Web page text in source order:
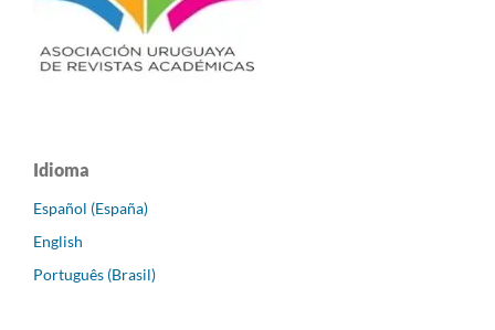
Idioma
Español (España)
English
Português (Brasil)